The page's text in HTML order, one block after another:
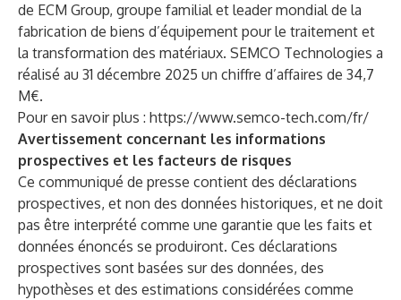
de ECM Group, groupe familial et leader mondial de la
fabrication de biens d’équipement pour le traitement et
la transformation des matériaux. SEMCO Technologies a
réalisé au 31 décembre 2025 un chiffre d’affaires de 34,7
M€.
Pour en savoir plus : https://www.semco-tech.com/fr/
Avertissement concernant les informations
prospectives et les facteurs de risques
Ce communiqué de presse contient des déclarations
prospectives, et non des données historiques, et ne doit
pas être interprété comme une garantie que les faits et
données énoncés se produiront. Ces déclarations
prospectives sont basées sur des données, des
hypothèses et des estimations considérées comme